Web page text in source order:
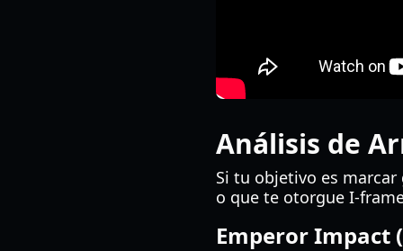
Análisis de
Si tu objetivo es
o que te otorgue I-
Emperor Impact